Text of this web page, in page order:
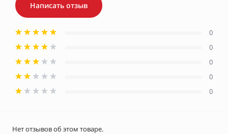
Написать отзыв
0
0
0
0
0
Нет отзывов об этом товаре.